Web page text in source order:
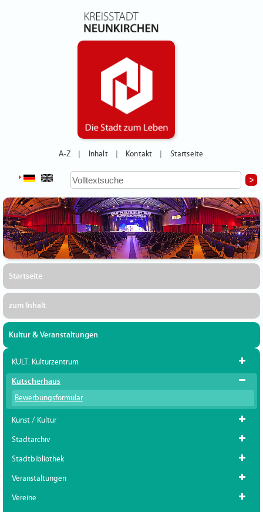
A-Z Inhalt Kontakt Startseite
Startseite
zum Inhalt
Kultur & Veranstaltungen
KULT. Kulturzentrum
Kutscherhaus
Bewerbungsformular
Kunst / Kultur
Stadtarchiv
Stadtbibliothek
Veranstaltungen
Vereine